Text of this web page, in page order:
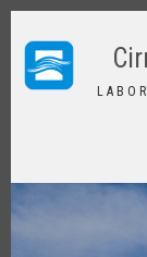
Aller
contenu
principal